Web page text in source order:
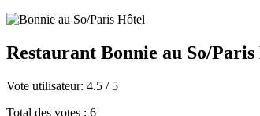
Restaurant Bonnie au So/Paris
Vote utilisateur: 4.5 / 5
Total des votes : 6